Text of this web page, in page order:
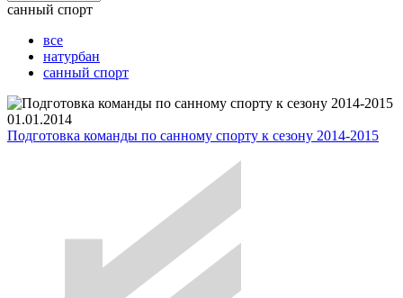
санный спорт
все
натурбан
санный спорт
01.01.2014
Подготовка команды по санному спорту к сезону 2014-2015